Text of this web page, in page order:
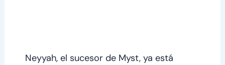
Neyyah, el sucesor de Myst, ya está